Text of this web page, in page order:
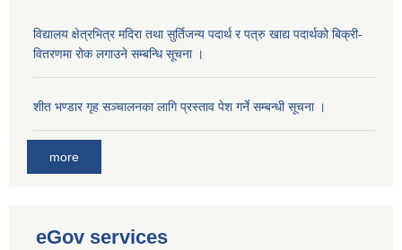
विद्यालय क्षेत्रभित्र मदिरा तथा सुर्तिजन्य पदार्थ र पत्रु खाद्य पदार्थको बिक्री-
वितरणमा रोक लगाउने सम्बन्धि सूचना ।
शीत भण्डार गृह सञ्चालनका लागि प्रस्ताव पेश गर्ने सम्बन्धी सूचना ।
more
eGov services